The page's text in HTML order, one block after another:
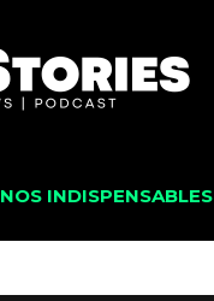
NOS INDISPENSABLES